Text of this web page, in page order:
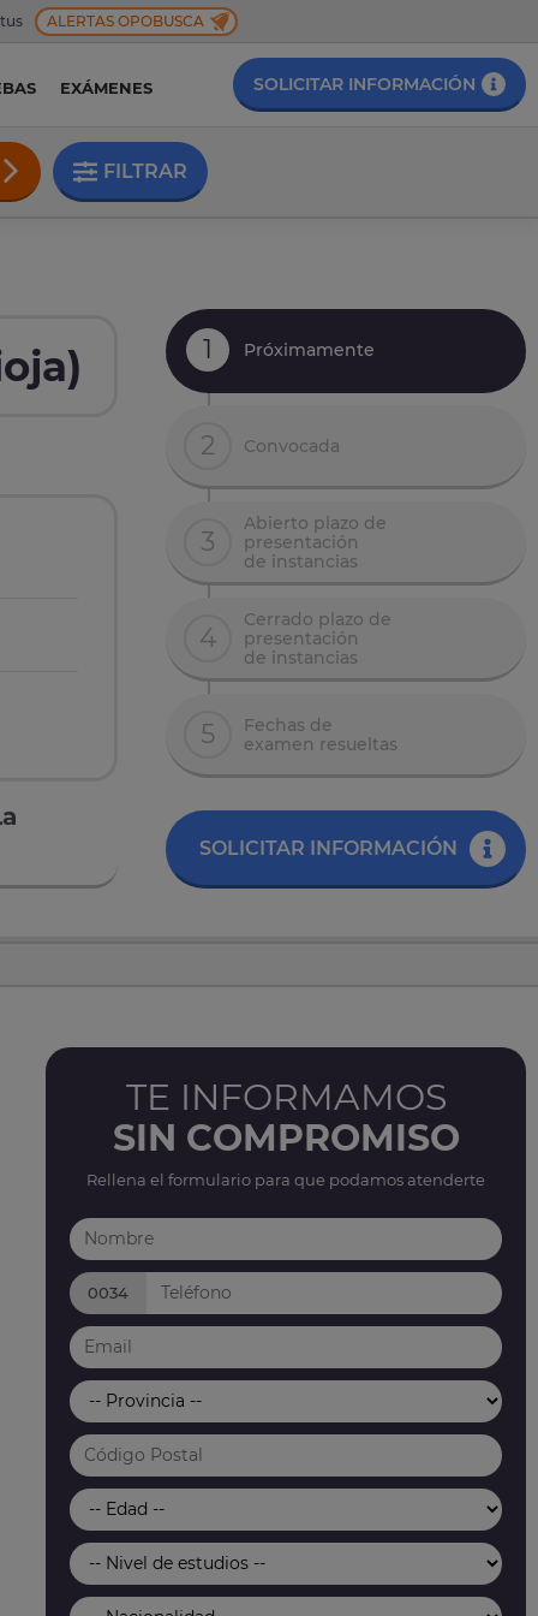
ALERTAS OPOBUSCA
EXÁMENES SOLICITAR INFORMACIÓN
FILTRAR
1 Próximamente
2 Convocada
3
Abierto plazo de
presentación
de instancias
4
Cerrado plazo de
presentación
de instancias
5
Fechas de
examen resueltas
SOLICITAR INFORMACIÓN
TE INFORMAMOS
SIN COMPROMISO
Rellena el formulario para que podamos atenderte
0034